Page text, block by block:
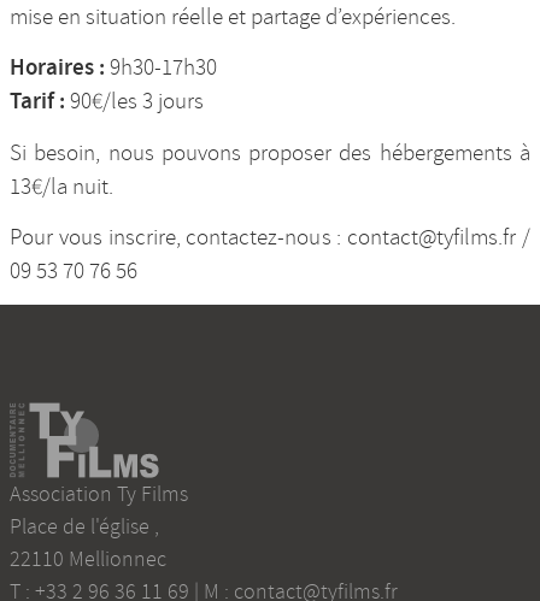
mise en situation réelle et partage d’expériences.
Horaires : 9h30-17h30
Tarif : 90€/les 3 jours
Si besoin, nous pouvons proposer des hébergements à
13€/la nuit.
Pour vous inscrire, contactez-nous : contact@tyfilms.fr /
09 53 70 76 56
Association Ty Films
Place de l'église ,
22110 Mellionnec
T : +33 2 96 36 11 69 | M : contact@tyfilms.fr